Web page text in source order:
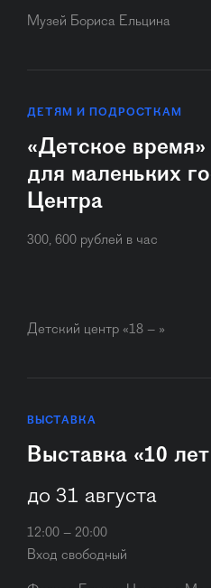
Музей Бориса Ельцина
ДЕТЯМ И ПОДРОСТКАМ
«Детское
для маленьких
Центра
300, 600 рублей в час
Детский центр «18 – »
ВЫСТАВКА
Выставка «10
до 31 августа
12:00 – 20:00
Вход свободный